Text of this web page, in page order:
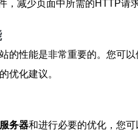
，减少页面中所需的HTTP请
的性能是非常重要的。您可
优化建议。
务器和进行必要的优化，您